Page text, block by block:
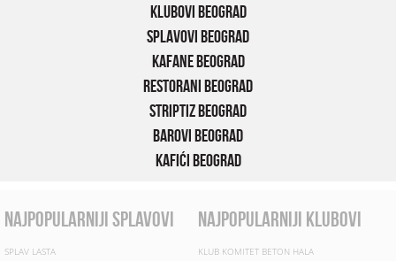
Klubovi Beograd
Splavovi Beograd
Kafane Beograd
Restorani Beograd
Striptiz Beograd
Barovi Beograd
Kafići Beograd
najpopularniji splavovi
SPLAV LASTA
najpopularniji klubovi
KLUB KOMITET BETON HALA